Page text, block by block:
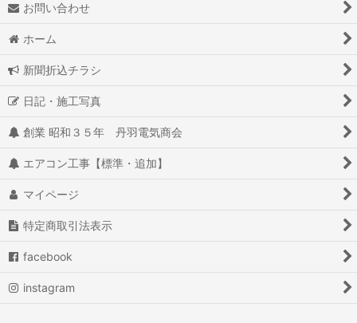
お問い合わせ
ホーム
新聞折込チラシ
日記・施工写真
創業 昭和３５年 丹羽電気商会
エアコン工事【標準・追加】
マイページ
特定商取引法表示
facebook
instagram